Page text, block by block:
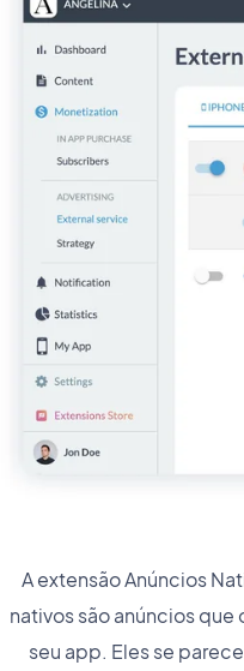
A extensão Anúncios
nativos são anúncios
seu app. Eles se